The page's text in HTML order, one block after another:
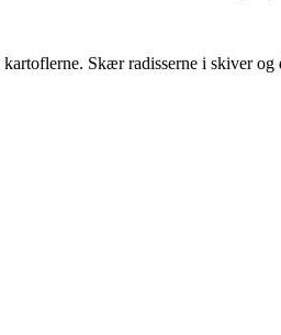
Skær radisserne i skiver og